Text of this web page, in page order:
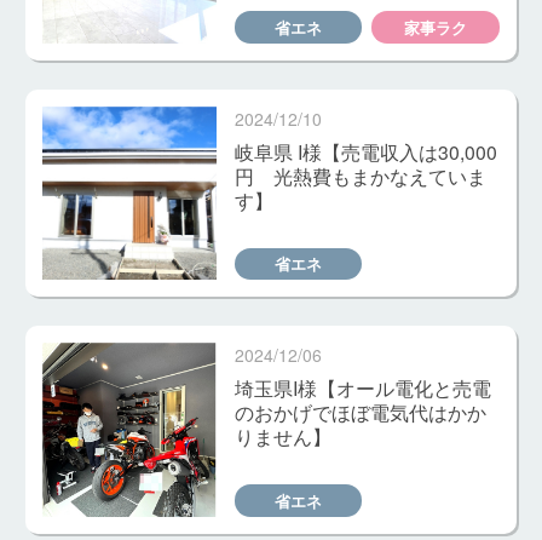
省エネ 家事ラク
2024/12/10
岐阜県 I様【売電収入は30,000
円 光熱費もまかなえていま
す】
省エネ
2024/12/06
埼玉県I様【オール電化と売電
のおかげでほぼ電気代はかか
りません】
省エネ